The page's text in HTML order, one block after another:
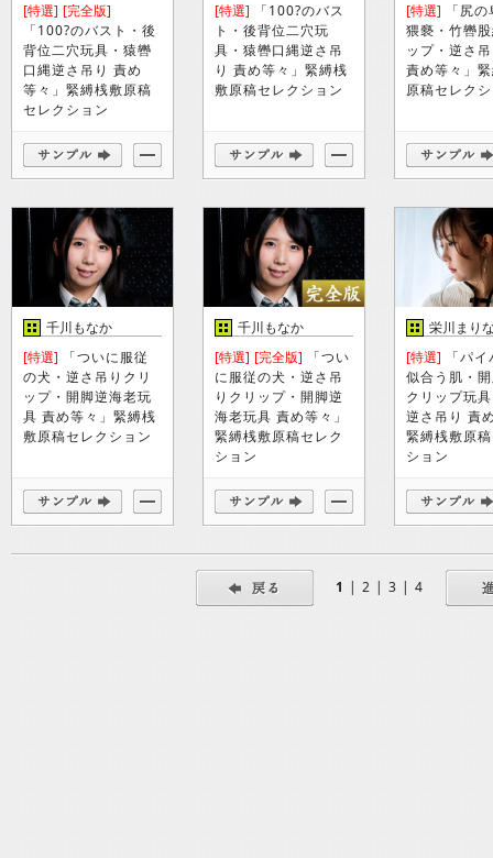
[特選] [完全版]
「100?のバスト・後
背位二穴玩具・猿轡
口縄逆さ吊り 責め
等々」緊縛桟敷原稿
セレクション
[特選] 「100?のバス
ト・後背位二穴玩
具・猿轡口縄逆さ吊
り 責め等々」緊縛桟
敷原稿セレクション
[特選] 「尻
猥褻・竹轡
ップ・逆さ
責め等々」
原稿セレク
千川もなか
[特選] 「ついに服従
の犬・逆さ吊りクリ
ップ・開脚逆海老玩
具 責め等々」緊縛桟
敷原稿セレクション
千川もなか
[特選] [完全版] 「つい
に服従の犬・逆さ吊
りクリップ・開脚逆
海老玩具 責め等々」
緊縛桟敷原稿セレク
ション
栄川まり
[特選] 「パ
似合う肌・
クリップ玩
逆さ吊り 責
緊縛桟敷原
ション
1 | 2 | 3 | 4